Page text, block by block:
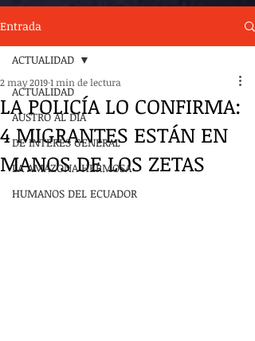
Entrada
ACTUALIDAD
AUSTRO AL DÍA
DE INTERÉS GENERAL
LA AMAZONA HERMOSA
HUMANOS DEL ECUADOR
ACTUALIDAD
LA POLICÍA LO CONFIRMA:
4 MIGRANTES ESTÁN EN
MANOS DE LOS ZETAS
2 may 20191 min de lectura